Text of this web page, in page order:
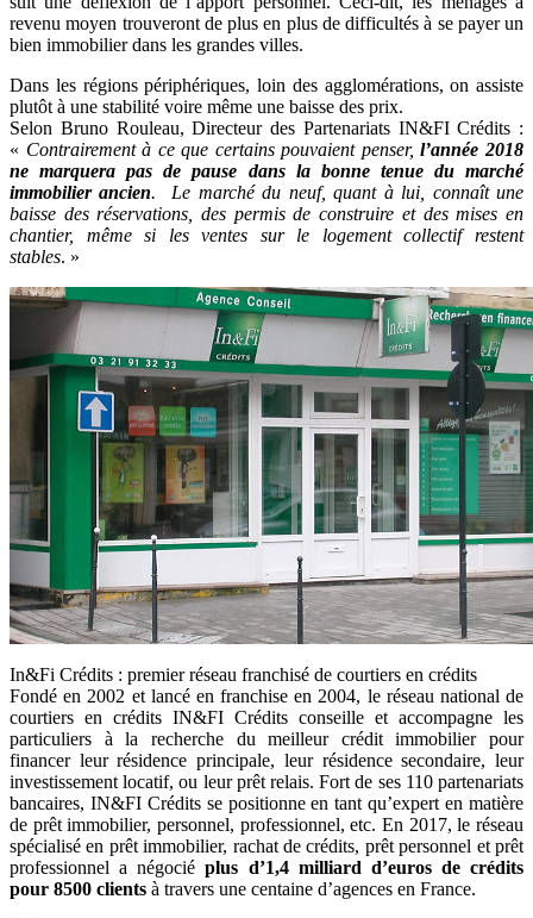
revenu moyen trouveront de plus en plus de difficultés à se payer un
bien immobilier dans les grandes villes.
Dans les régions périphériques, loin des agglomérations, on assiste
plutôt à une stabilité voire même une baisse des prix.
Selon Bruno Rouleau, Directeur des Partenariats IN&FI Crédits :
« Contrairement à ce que certains pouvaient penser,l’année 2018
ne marquera pas de pause dans la bonne tenue du marché
immobilier ancien. Le marché du neuf, quant à lui, connaît une
baisse des réservations, des permis de construire et des mises en
chantier, même si les ventes sur le logement collectif restent
stables. »
In&Fi Crédits : premier réseau franchisé de courtiers en crédits
Fondé en 2002 et lancé en franchise en 2004, le réseau national de
courtiers en crédits IN&FI Crédits conseille et accompagne les
particuliers à la recherche du meilleur crédit immobilier pour
financer leur résidence principale, leur résidence secondaire, leur
investissement locatif, ou leur prêt relais. Fort de ses 110 partenariats
bancaires, IN&FI Crédits se positionne en tant qu’expert en matière
de prêt immobilier, personnel, professionnel, etc. En 2017, le réseau
spécialisé en prêt immobilier, rachat de crédits, prêt personnel et prêt
professionnel a négociéplus d’1,4 milliard d’euros de crédits
pour 8500 clients à travers une centaine d’agences en France.